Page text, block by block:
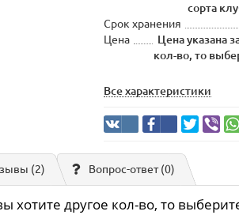
сорта
Срок хранения
Цена
Цена указана
кол-во, то
Все характеристики
(2) Вопрос-ответ(0)
хотите другое кол-во, то